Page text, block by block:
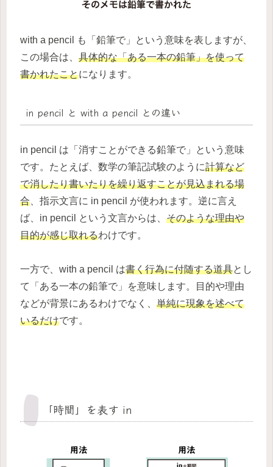
with a pencil も「鉛筆で」という意味を表しますが、
この場合は、 具体的な「ある一本の鉛筆」を使って
書かれたことになります。
in pencil と with a pencil との違い
in pencil は「消すことができる鉛筆で」という意味
です。たとえば、数学の筆記試験のように計算など
で消したり書いたりを繰り返すことが見込まれる場
合 、指示文言に in pencil が使われます。逆に言え
ば、in pencil という文言からは、 そのような理由や
目的が感じ取れるわけです。
一方で、with a pencil は書く行為に付随する道具とし
て「ある一本の鉛筆で」を意味します。目的や理由
などが背景にあるわけでなく、 単純に現象を述べて
いるだけです。
「時間」を表す in